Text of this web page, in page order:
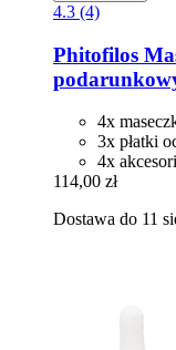
4.3 (4)
Phitofilos
4x
3x płatki
4x
114,00 zł
Dostawa do 11